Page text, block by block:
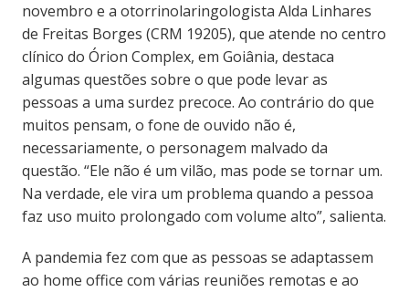
novembro e a otorrinolaringologista Alda Linhares
de Freitas Borges (CRM 19205), que atende no centro
clínico do Órion Complex, em Goiânia, destaca
algumas questões sobre o que pode levar as
pessoas a uma surdez precoce. Ao contrário do que
muitos pensam, o fone de ouvido não é,
necessariamente, o personagem malvado da
questão. “Ele não é um vilão, mas pode se tornar um.
Na verdade, ele vira um problema quando a pessoa
faz uso muito prolongado com volume alto”, salienta.
A pandemia fez com que as pessoas se adaptassem
ao home office com várias reuniões remotas e ao